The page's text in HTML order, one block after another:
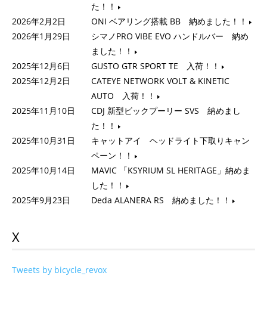
た！！
2026年2月2日
ONI ベアリング搭載 BB 納めました！！
2026年1月29日
シマノPRO VIBE EVO ハンドルバー 納め
ました！！
2025年12月6日
GUSTO GTR SPORT TE 入荷！！
2025年12月2日
CATEYE NETWORK VOLT & KINETIC
AUTO 入荷！！
2025年11月10日
CDJ 新型ビックプーリー SVS 納めまし
た！！
2025年10月31日
キャットアイ ヘッドライト下取りキャン
ペーン！！
2025年10月14日
MAVIC 「KSYRIUM SL HERITAGE」納めま
した！！
2025年9月23日
Deda ALANERA RS 納めました！！
X
Tweets by bicycle_revox